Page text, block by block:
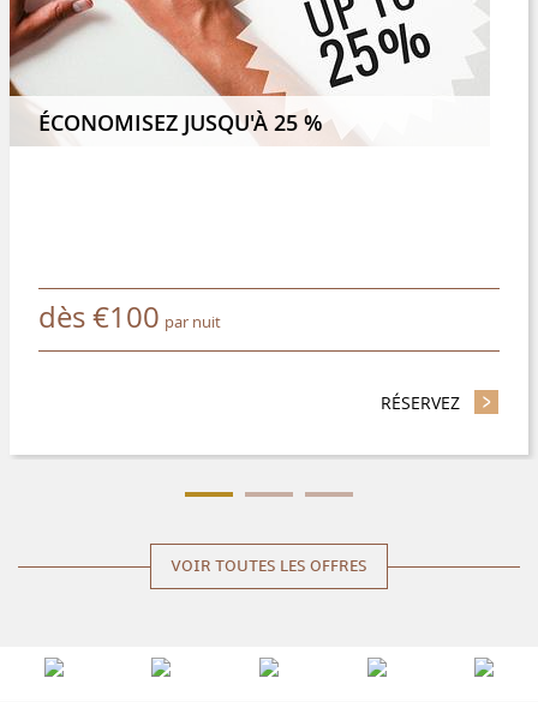
NUITS ET ECONOMISEZ 8 %
ÉCONOMISEZ JUSQU'À 25 %
dès€100 par nuit
RÉSERVEZ -
VOIR TOUTES LES OFFRES